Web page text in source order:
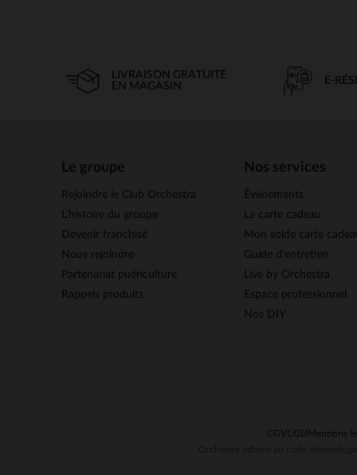
LIVRAISON GRATUITE
EN MAGASIN
E-
Le groupe
Rejoindre le Club Orchestra
L’histoire du groupe
Devenir franchisé
Nous rejoindre
Partenariat puériculture
Rappels produits
Nos services
Évènements
La carte cadeau
Mon solde carte
Guide d'entretien
Live by Orchestra
Espace professionnel
Nos DIY
CGVCGU Mentions